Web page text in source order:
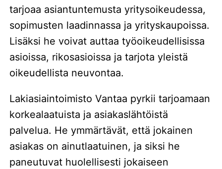
tarjoaa asiantuntemusta yritysoikeudessa,
sopimusten laadinnassa ja yrityskaupoissa.
Lisäksi he voivat auttaa työoikeudellisissa
asioissa, rikosasioissa ja tarjota yleistä
oikeudellista neuvontaa.
Lakiasiaintoimisto Vantaa pyrkii tarjoamaan
korkealaatuista ja asiakaslähtöistä
palvelua. He ymmärtävät, että jokainen
asiakas on ainutlaatuinen, ja siksi he
paneutuvat huolellisesti jokaiseen